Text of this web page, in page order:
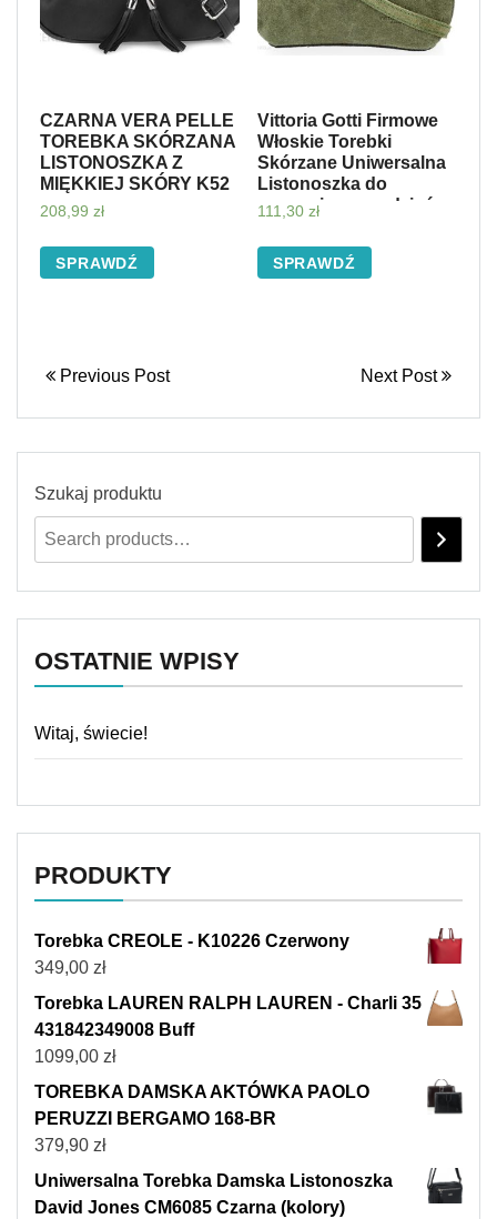
CZARNA VERA PELLE
TOREBKA SKÓRZANA
LISTONOSZKA Z
MIĘKKIEJ SKÓRY K52
208,99 zł
SPRAWDŹ
Vittoria Gotti Firmowe
Włoskie Torebki
Skórzane Uniwersalna
Listonoszka do
noszenia na co dzień
111,30 zł
SPRAWDŹ
Previous Post Next Post
Szukaj produktu
OSTATNIE WPISY
Witaj, świecie!
PRODUKTY
Torebka CREOLE - K10226 Czerwony
349,00 zł
Torebka LAUREN RALPH LAUREN - Charli 35
431842349008 Buff
1099,00 zł
TOREBKA DAMSKA AKTÓWKA PAOLO
PERUZZI BERGAMO 168-BR
379,90 zł
Uniwersalna Torebka Damska Listonoszka
David Jones CM6085 Czarna (kolory)